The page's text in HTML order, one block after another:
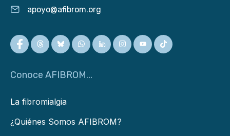
apoyo@afibrom.org
Conoce AFIBROM...
La fibromialgia
¿Quiénes Somos AFIBROM?